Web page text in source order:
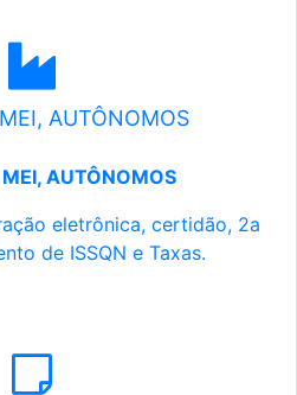
AUTÔNOMOS
AUTÔNOMOS
eletrônica, certidão, 2a
de ISSQN e Taxas.